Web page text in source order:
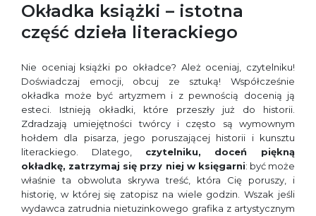
Okładka książki – istotna
część dzieła literackiego
Nie oceniaj książki po okładce? Ależ oceniaj, czytelniku!
Doświadczaj emocji, obcuj ze sztuką! Współcześnie
okładka może być artyzmem i z pewnością docenią ją
esteci. Istnieją okładki, które przeszły już do historii.
Zdradzają umiejętności twórcy i często są wymownym
hołdem dla pisarza, jego poruszającej historii i kunsztu
literackiego. Dlatego, czytelniku, doceń piękną
okładkę, zatrzymaj się przy niej w księgarni: być może
właśnie ta obwoluta skrywa treść, która Cię poruszy, i
historię, w której się zatopisz na wiele godzin. Wszak jeśli
wydawca zatrudnia nietuzinkowego grafika z artystycznym